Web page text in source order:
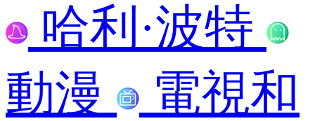
哈利·波特
動漫
電視和